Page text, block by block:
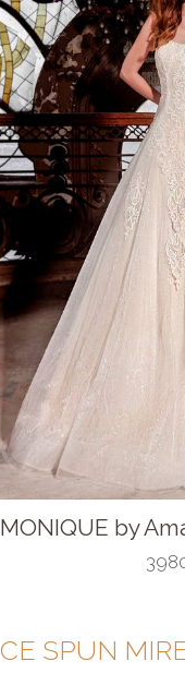
MONIQUE by
CE SPUN